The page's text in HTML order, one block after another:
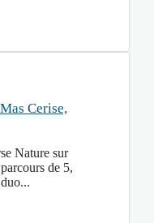
Cerise,
Nature sur
de 5,